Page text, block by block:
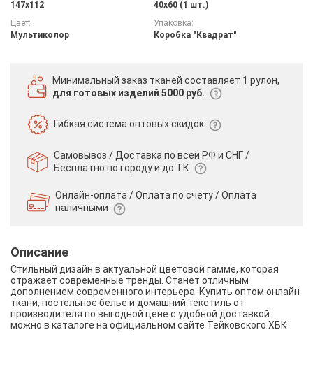
147х112
40х60 (1 шт.)
Цвет:
Мультиколор
Упаковка:
Коробка "Квадрат"
Минимальный заказ тканей составляет 1 рулон,
для готовых изделий 5000 руб.
Гибкая системаоптовых скидок
Самовывоз / Доставка по всей РФ и СНГ /
Бесплатно по городу и до ТК
Онлайн-оплата / Оплата по счету /Оплата
наличными
Описание
Стильный дизайн в актуальной цветовой гамме, которая
отражает современные тренды. Станет отличным
дополнением современного интерьера. Купить оптом онлайн
ткани, постельное белье и домашний текстиль от
производителя по выгодной цене с удобной доставкой
можно в каталоге на официальном сайте Тейковского ХБК